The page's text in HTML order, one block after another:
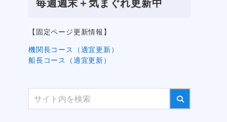
【固定ページ更新情報】
機関長コース（適宜更新）
船長コース（適宜更新）